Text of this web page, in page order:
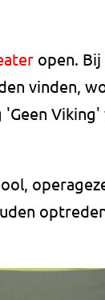
open. Bij
vinden,
Viking'